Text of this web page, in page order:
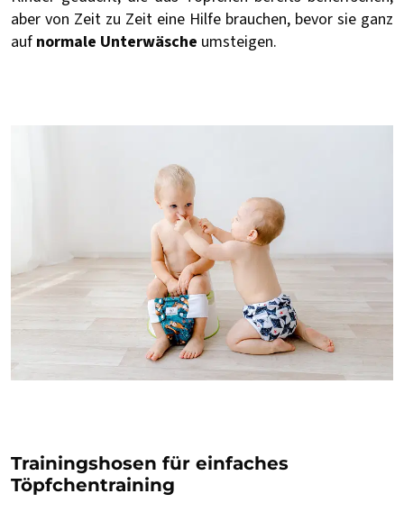
aber von Zeit zu Zeit eine Hilfe brauchen, bevor sie ganz
auf normale Unterwäsche umsteigen.
Trainingshosen für einfaches
Töpfchentraining